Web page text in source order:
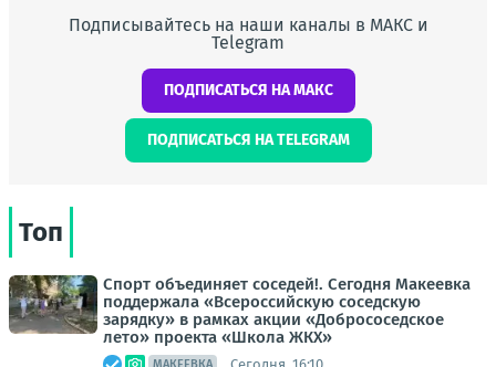
Подписывайтесь на наши каналы в МАКС и
Telegram
ПОДПИСАТЬСЯ НА МАКС
ПОДПИСАТЬСЯ НА TELEGRAM
Топ
Спорт объединяет соседей!. Сегодня Макеевка
поддержала «Всероссийскую соседскую
зарядку» в рамках акции «Добрососедское
лето» проекта «Школа ЖКХ»
Сегодня, 16:10